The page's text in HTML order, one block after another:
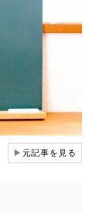
▶元記事を見る